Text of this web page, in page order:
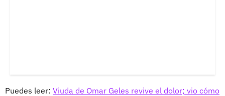
Puedes leer: Viuda de Omar Geles revive el dolor; vio cómo